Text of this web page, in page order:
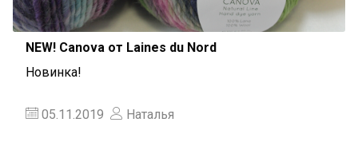
NEW! Canova от Laines du Nord
Новинка!
05.11.2019 Наталья